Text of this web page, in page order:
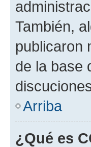
También,
publicaron
de la base
Arriba
¿Qué es